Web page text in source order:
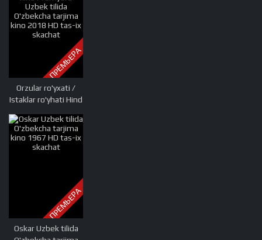
skachat
ПРЕМЬЕРА
Orzular ro'yxati /
Istaklar ro'yhati Hind
Uzbek tilida
O'zbekcha tarjima
kino 2018 HD tas-ix
ПРЕМЬЕРА
Oskar Uzbek tilida